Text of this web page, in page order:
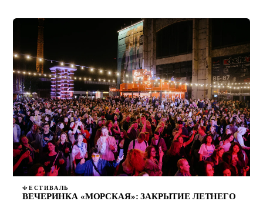
ФЕСТИВАЛЬ
ВЕЧЕРИНКА «МОРСКАЯ»: ЗАКРЫТИЕ ЛЕТНЕГО